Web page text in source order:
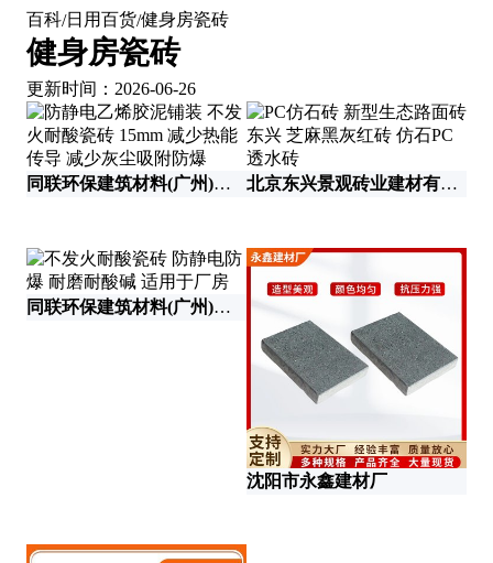
百科/日用百货/健身房瓷砖
健身房瓷砖
更新时间：2026-06-26
同联环保建筑材料(广州)有限公司 北京东兴景观砖业建材有限公司
同联环保建筑材料(广州)有限公司
沈阳市永鑫建材厂